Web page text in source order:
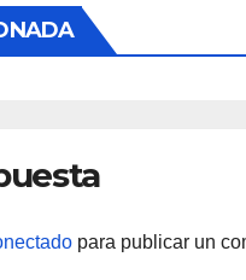
para publicar un